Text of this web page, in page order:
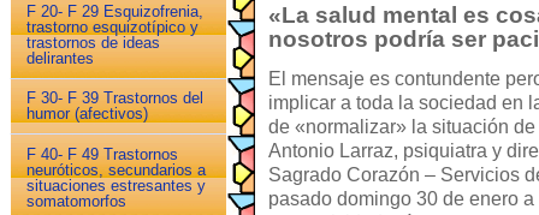
F 20- F 29 Esquizofrenia,
trastorno esquizotípico y
trastornos de ideas
delirantes
F 30- F 39 Trastornos del
humor (afectivos)
F 40- F 49 Trastornos
neuróticos, secundarios a
situaciones estresantes y
somatomorfos
«La salud mental es
nosotros podría ser
El mensaje es contundente
implicar a toda la sociedad en
de «normalizar» la situación
Antonio Larraz, psiquiatra y
Sagrado Corazón – Servicios
pasado domingo 30 de enero